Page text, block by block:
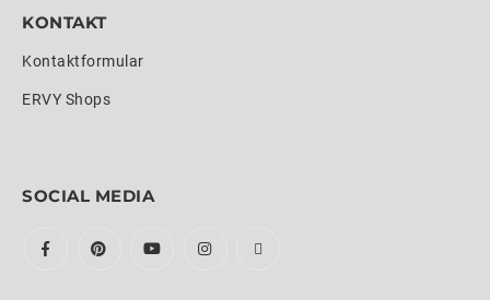
KONTAKT
Kontaktformular
ERVY Shops
SOCIAL MEDIA